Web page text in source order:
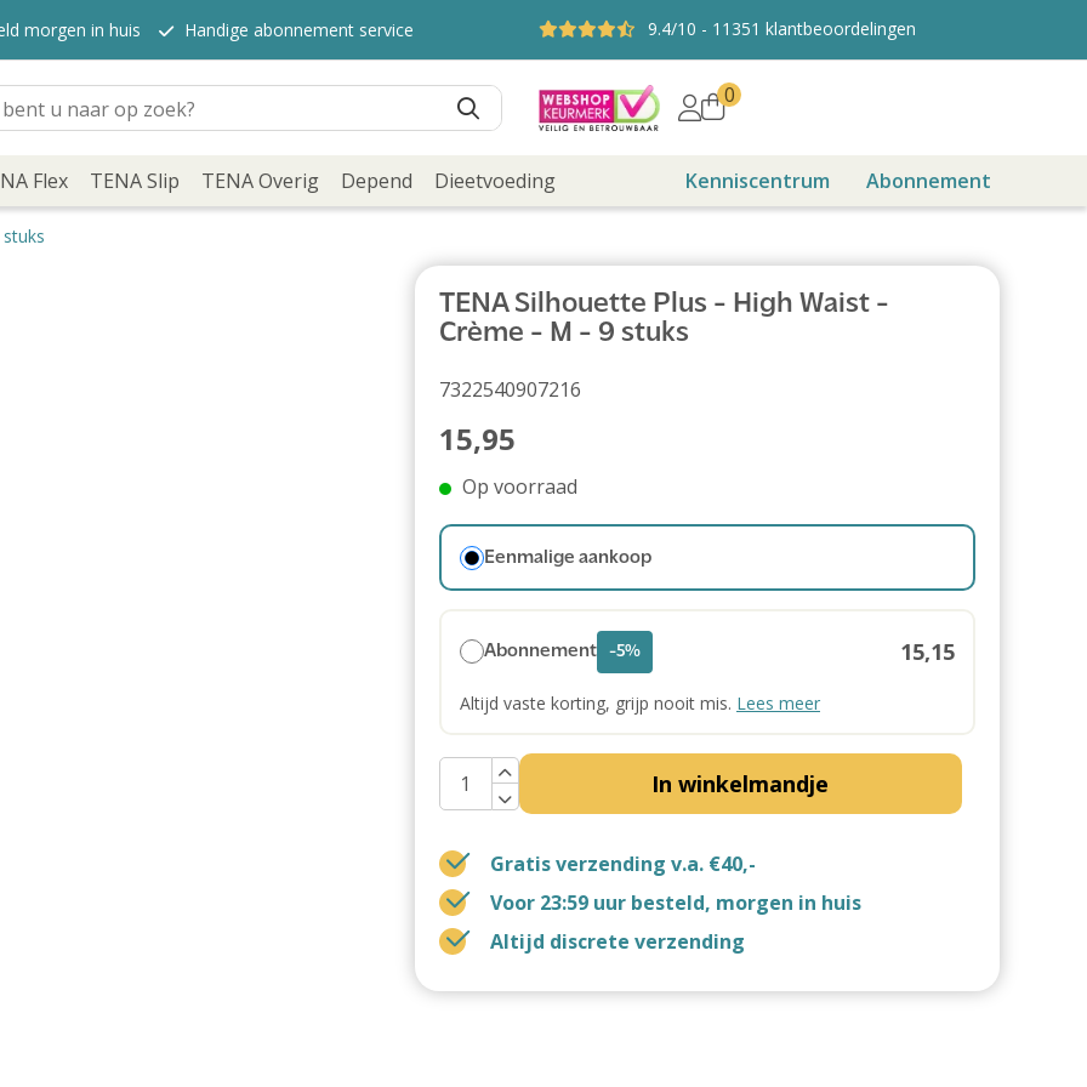
morgen in huis Handige abonnement service 9.4/10 - 11351 klantbeoordelingen
0
Flex TENA Slip TENA Overig Depend Dieetvoeding Kenniscentrum Abonnement
TENA Silhouette Plus - High Waist -
Crème - M - 9 stuks
7322540907216
15,95
Op voorraad
Eenmalige aankoop
Abonnement -5% 15,15
Altijd vaste korting, grijp nooit mis. Lees meer
In winkelmandje
Gratis verzending v.a. €40,-
Voor 23:59 uur besteld, morgen in huis
Altijd discrete verzending